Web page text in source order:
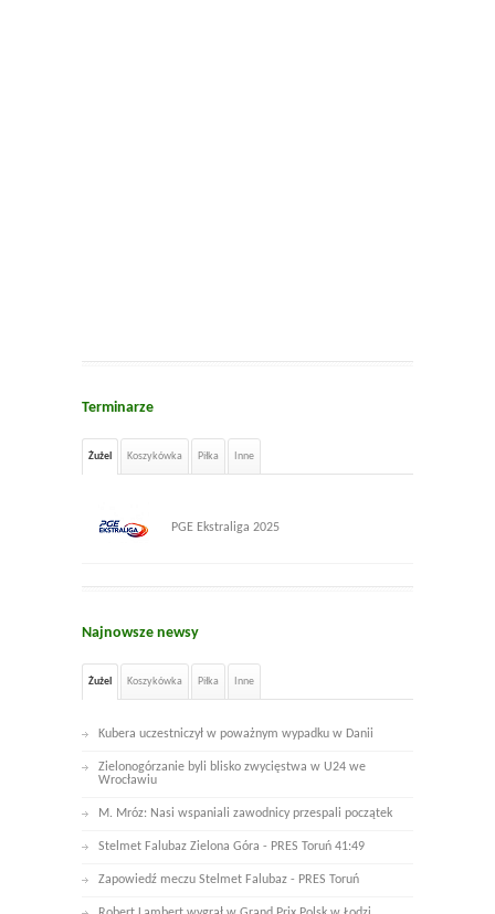
Terminarze
Żużel Koszykówka Piłka Inne
PGE Ekstraliga 2025
Najnowsze newsy
Żużel Koszykówka Piłka Inne
Kubera uczestniczył w poważnym wypadku w Danii
Zielonogórzanie byli blisko zwycięstwa w U24 we
Wrocławiu
M. Mróz: Nasi wspaniali zawodnicy przespali początek
Stelmet Falubaz Zielona Góra - PRES Toruń 41:49
Zapowiedź meczu Stelmet Falubaz - PRES Toruń